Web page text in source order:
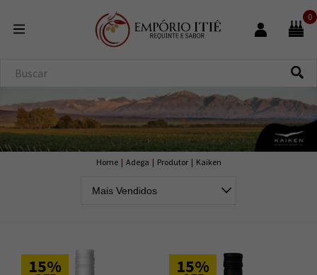
0
Home | Adega | Produtor | Kaiken
15% 15%